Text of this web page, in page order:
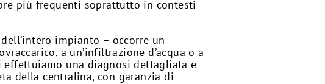
più frequenti soprattutto in contesti
impianto – occorre un
a un’infiltrazione d’acqua o a
una diagnosi dettagliata e
della centralina, con garanzia di